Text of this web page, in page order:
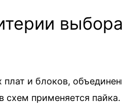
выбора
и блоков,
схем применяется